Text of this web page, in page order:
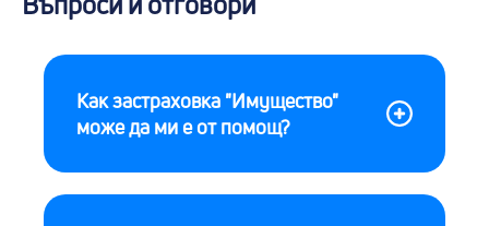
Как застраховка "Имущество"
може да ми е от помощ?